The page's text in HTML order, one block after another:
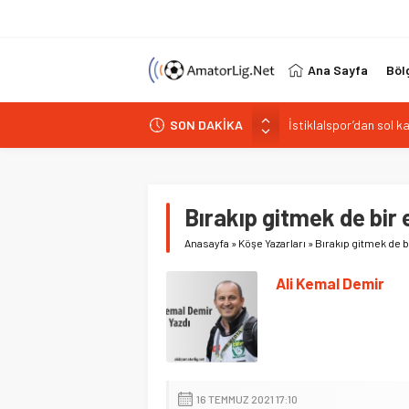
Ana Sayfa
SON DAKİKA
Paşabahçespor’da
Kuzeyin Kaplanları
Bırakıp gitmek de
Anasayfa » Köşe Yazarları » Bırakıp gitmek
Ali Kemal Demir
16 TEMMUZ 2021 17:10